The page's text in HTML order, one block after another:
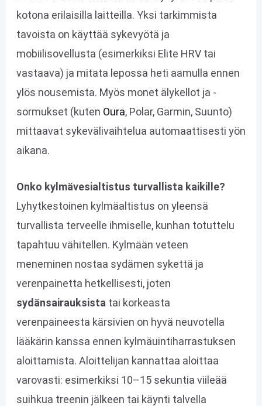
kotona erilaisilla laitteilla. Yksi tarkimmista
tavoista on käyttää sykevyötä ja
mobiilisovellusta (esimerkiksi Elite HRV tai
vastaava) ja mitata lepossa heti aamulla ennen
ylös nousemista. Myös monet älykellot ja -
sormukset (kuten Oura, Polar, Garmin, Suunto)
mittaavat sykevälivaihtelua automaattisesti yön
aikana.
Onko kylmävesialtistus turvallista kaikille?
Lyhytkestoinen kylmäaltistus on yleensä
turvallista terveelle ihmiselle, kunhan totuttelu
tapahtuu vähitellen. Kylmään veteen
meneminen nostaa sydämen sykettä ja
verenpainetta hetkellisesti, joten
sydänsairauksista tai korkeasta
verenpaineesta kärsivien on hyvä neuvotella
lääkärin kanssa ennen kylmäuintiharrastuksen
aloittamista. Aloittelijan kannattaa aloittaa
varovasti: esimerkiksi 10–15 sekuntia viileää
suihkua treenin jälkeen tai käynti talvella